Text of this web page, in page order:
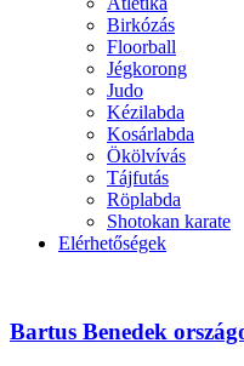
Birkózás
Floorball
Jégkorong
Judo
Kézilabda
Kosárlabda
Ökölvívás
Tájfutás
Röplabda
Shotokan karate
Elérhetőségek
Bartus Benedek